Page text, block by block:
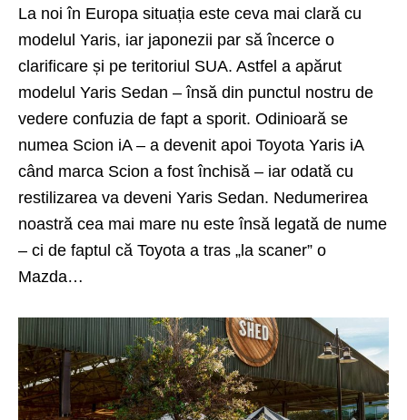
La noi în Europa situația este ceva mai clară cu
modelul Yaris, iar japonezii par să încerce o
clarificare și pe teritoriul SUA. Astfel a apărut
modelul Yaris Sedan – însă din punctul nostru de
vedere confuzia de fapt a sporit. Odinioară se
numea Scion iA – a devenit apoi Toyota Yaris iA
când marca Scion a fost închisă – iar odată cu
restilizarea va deveni Yaris Sedan. Nedumerirea
noastră cea mai mare nu este însă legată de nume
– ci de faptul că Toyota a tras „la scaner” o
Mazda…